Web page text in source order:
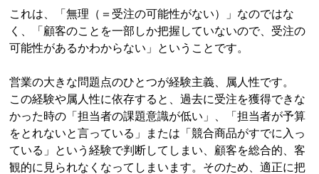
これは、「無理（＝受注の可能性がない）」なのではな
く、「顧客のことを一部しか把握していないので、受注の
可能性があるかわからない」ということです。
営業の大きな問題点のひとつが経験主義、属人性です。
この経験や属人性に依存すると、過去に受注を獲得できな
かった時の「担当者の課題意識が低い」、「担当者が予算
をとれないと言っている」または「競合商品がすでに入っ
ている」という経験で判断してしまい、顧客を総合的、客
観的に見られなくなってしまいます。そのため、適正に把